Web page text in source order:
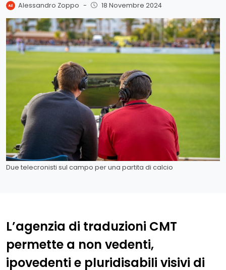
Alessandro Zoppo - 18 Novembre 2024
Due telecronisti sul campo per una partita di calcio
L’agenzia di traduzioni CMT
permette a non vedenti,
ipovedenti e pluridisabili visivi di